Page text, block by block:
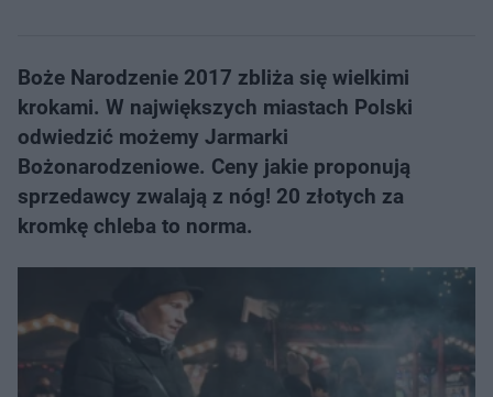
Boże Narodzenie 2017 zbliża się wielkimi
krokami. W największych miastach Polski
odwiedzić możemy Jarmarki
Bożonarodzeniowe. Ceny jakie proponują
sprzedawcy zwalają z nóg! 20 złotych za
kromkę chleba to norma.